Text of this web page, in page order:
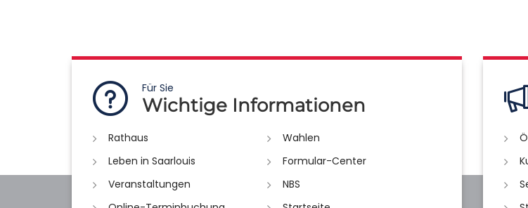
Für Sie
Wichtige Informationen
Rathaus
Wahlen
Leben in Saarlouis
Formular-Center
Veranstaltungen
NBS